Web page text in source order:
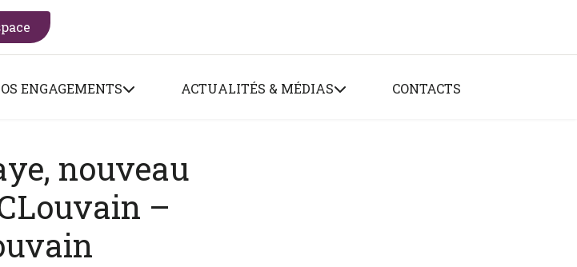
ENGAGEMENTS ACTUALITÉS & MÉDIAS CONTACTS
nouveau
–